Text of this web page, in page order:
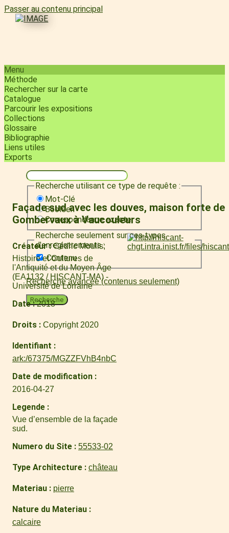
Passer au contenu principal
Menu
Méthode
Rechercher sur la carte
Catalogue
Parcourir les expositions
Collections
Glossaire
Bibliographie
Liens utiles
Exports
Recherche utilisant ce type de requête :
Mot-Clé
Booléen
Correspondance exacte
Recherche seulement sur ces types
d'enregistrements :
Contenu
Recherche avancée (contenus seulement)
Recherche
Façade sud avec les douves, maison forte de
Gombervaux à Vaucouleurs
Créateur
Cédric Moulis
Histoire et Cultures de
l'Antiquité et du Moyen Âge
(EA1132 / HISCANT-MA) -
Université de Lorraine
Date 2018
Droits Copyright 2020
Identifiant
ark:/67375/MGZZFVhB4nbC
Date de modification
2016-04-27
Legende
Vue d’ensemble de la façade
sud.
Numero du Site 55533-02
Type Architecture château
Materiau pierre
Nature du Materiau
calcaire